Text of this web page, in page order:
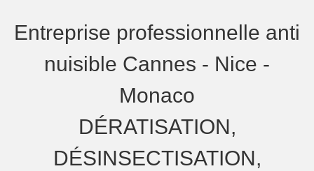
Entreprise professionnelle anti
nuisible Cannes - Nice -
Monaco
DÉRATISATION,
DÉSINSECTISATION,